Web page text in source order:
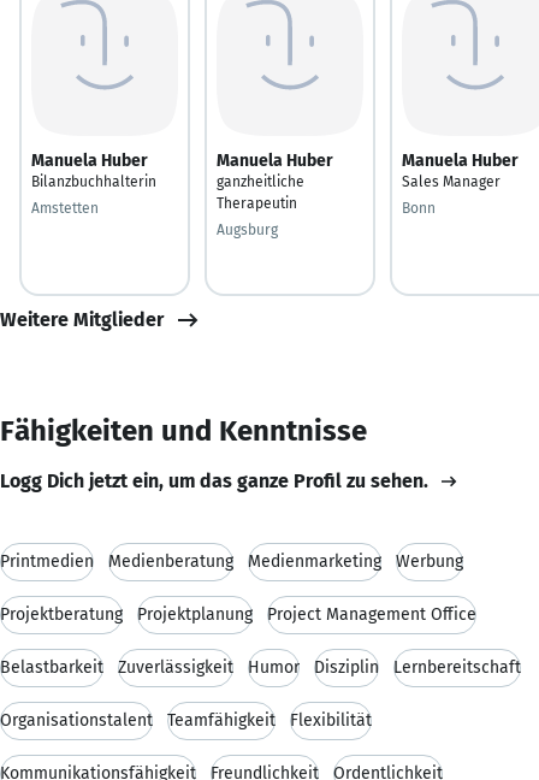
Manuela Huber
Bilanzbuchhalterin
Amstetten
Manuela Huber
ganzheitliche
Therapeutin
Augsburg
Manuela Huber
Sales Manager
Bonn
Weitere Mitglieder
Fähigkeiten und Kenntnisse
Logg Dich jetzt ein, um das ganze Profil zu sehen.
Printmedien Medienberatung Medienmarketing Werbung
Projektberatung Projektplanung Project Management Office
Belastbarkeit Zuverlässigkeit Humor Disziplin Lernbereitschaft
Organisationstalent Teamfähigkeit Flexibilität
Kommunikationsfähigkeit Freundlichkeit Ordentlichkeit